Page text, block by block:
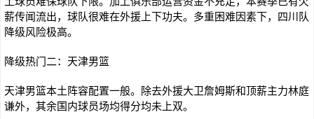
薪传闻流出，球队很难在外援上下功夫。多重困难因素下，四川队
降级风险极高。
降级热门二：天津男篮
天津男篮本土阵容配置一般。除去外援大卫詹姆斯和顶薪主力林庭
谦外，其余国内球员场均得分均未上双。